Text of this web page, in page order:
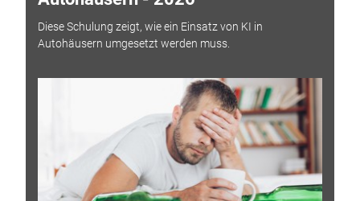
Diese Schulung zeigt, wie ein Einsatz von KI in
Autohäusern umgesetzt werden muss.